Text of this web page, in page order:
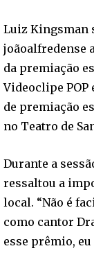
Luiz Kingsman
joãoalfredense
da premiação
Videoclipe POP
de premiação
no Teatro de
Durante a
ressaltou a
local. “Não é
como cantor
esse prêmio,